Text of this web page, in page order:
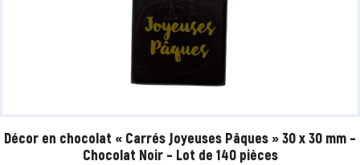
Décor en chocolat « Carrés Joyeuses Pâques » 30 x 30 mm –
Chocolat Noir – Lot de 140 pièces